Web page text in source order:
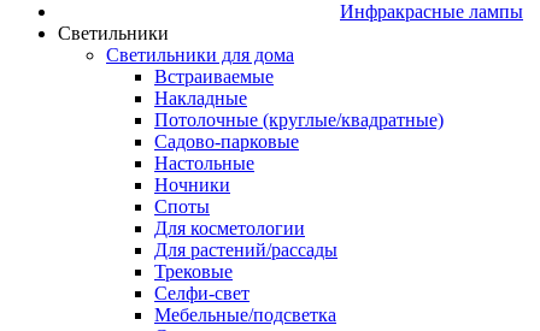
Инфракрасные лампы
Светильники
Светильники для дома
Встраиваемые
Накладные
Потолочные (круглые/квадратные)
Садово‑парковые
Настольные
Ночники
Споты
Для косметологии
Для растений/рассады
Трековые
Селфи‑свет
Мебельные/подсветка